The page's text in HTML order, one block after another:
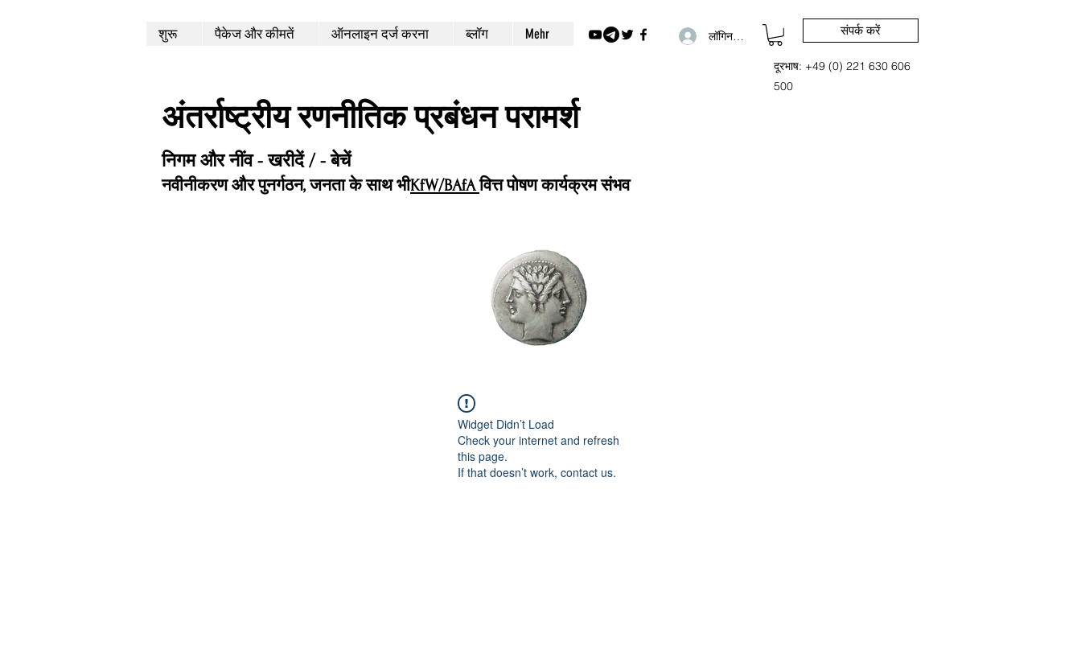
शुरू पैकेज और कीमतें ऑनलाइन दर्ज करना ब्लॉग Mehr लॉगिन करें संपर्क करें
दूरभाष: +49 (0) 221 630 606
500
अंतर्राष्ट्रीय रणनीतिक प्रबंधन परामर्श
निगम और नींव - खरीदें / - बेचें
नवीनीकरण और पुनर्गठन, जनता के साथ भीKfW/BAfAवित्त पोषण कार्यक्रम संभव
Widget Didn’t Load
Check your internet and refresh
this page.
If that doesn’t work, contact us.